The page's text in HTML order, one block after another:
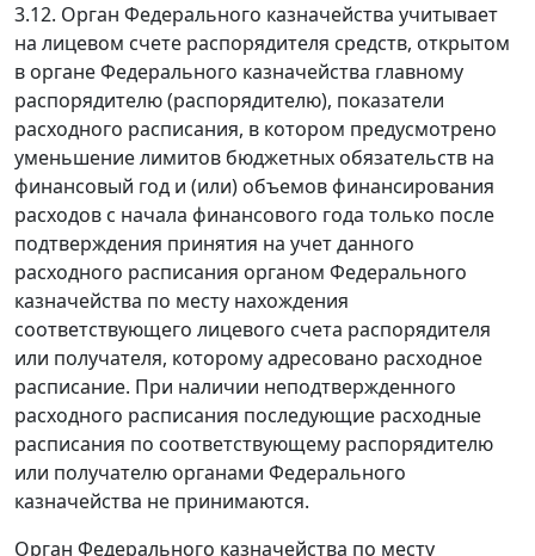
3.12. Орган Федерального казначейства учитывает
на лицевом счете распорядителя средств, открытом
в органе Федерального казначейства главному
распорядителю (распорядителю), показатели
расходного расписания, в котором предусмотрено
уменьшение лимитов бюджетных обязательств на
финансовый год и (или) объемов финансирования
расходов с начала финансового года только после
подтверждения принятия на учет данного
расходного расписания органом Федерального
казначейства по месту нахождения
соответствующего лицевого счета распорядителя
или получателя, которому адресовано расходное
расписание. При наличии неподтвержденного
расходного расписания последующие расходные
расписания по соответствующему распорядителю
или получателю органами Федерального
казначейства не принимаются.
Орган Федерального казначейства по месту